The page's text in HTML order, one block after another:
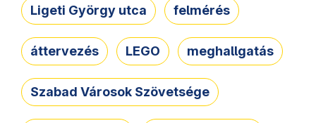
Ligeti György utca felmérés
áttervezés LEGO meghallgatás
Szabad Városok Szövetsége